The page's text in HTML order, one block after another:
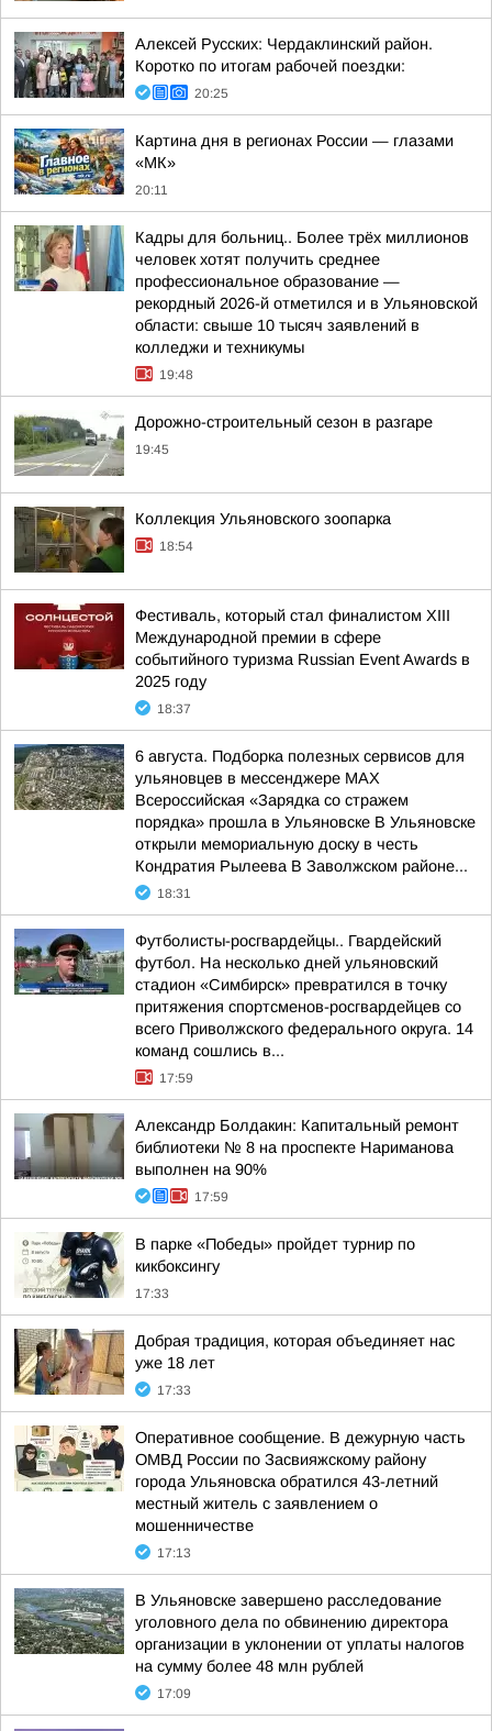
Алексей Русских: Чердаклинский район.
Коротко по итогам рабочей поездки:
20:25
Картина дня в регионах России — глазами
«МК»
20:11
Кадры для больниц.. Более трёх миллионов
человек хотят получить среднее
профессиональное образование —
рекордный 2026-й отметился и в Ульяновской
области: свыше 10 тысяч заявлений в
колледжи и техникумы
19:48
Дорожно-строительный сезон в разгаре
19:45
Коллекция Ульяновского зоопарка
18:54
Фестиваль, который стал финалистом ХIII
Международной премии в сфере
событийного туризма Russian Event Awards в
2025 году
18:37
6 августа. Подборка полезных сервисов для
ульяновцев в мессенджере MAX
Всероссийская «Зарядка со стражем
порядка» прошла в Ульяновске В Ульяновске
открыли мемориальную доску в честь
Кондратия Рылеева В Заволжском районе...
18:31
Футболисты-росгвардейцы.. Гвардейский
футбол. На несколько дней ульяновский
стадион «Симбирск» превратился в точку
притяжения спортсменов-росгвардейцев со
всего Приволжского федерального округа. 14
команд сошлись в...
17:59
Александр Болдакин: Капитальный ремонт
библиотеки № 8 на проспекте Нариманова
выполнен на 90%
17:59
В парке «Победы» пройдет турнир по
кикбоксингу
17:33
Добрая традиция, которая объединяет нас
уже 18 лет
17:33
Оперативное сообщение. В дежурную часть
ОМВД России по Засвияжскому району
города Ульяновска обратился 43-летний
местный житель с заявлением о
мошенничестве
17:13
В Ульяновске завершено расследование
уголовного дела по обвинению директора
организации в уклонении от уплаты налогов
на сумму более 48 млн рублей
17:09